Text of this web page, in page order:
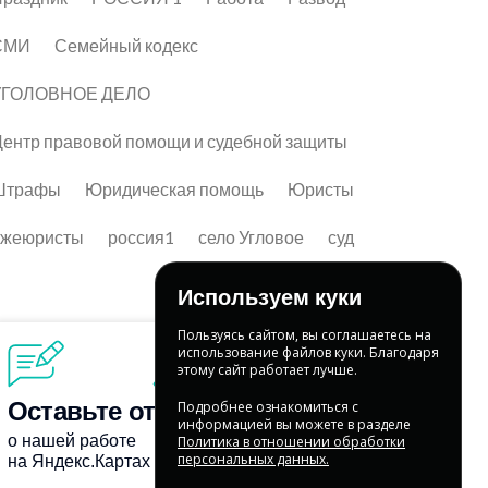
Семейный кодекс
ДЕЛО
правовой помощи и судебной защиты
Юридическая помощь Юристы
россия1 село Угловое суд
Используем куки
Пользуясь сайтом, вы соглашаетесь на
использование файлов куки. Благодаря
этому сайт работает лучше.
Подробнее ознакомиться с
информацией вы можете в разделе
Политика в отношении обработки
персональных данных.